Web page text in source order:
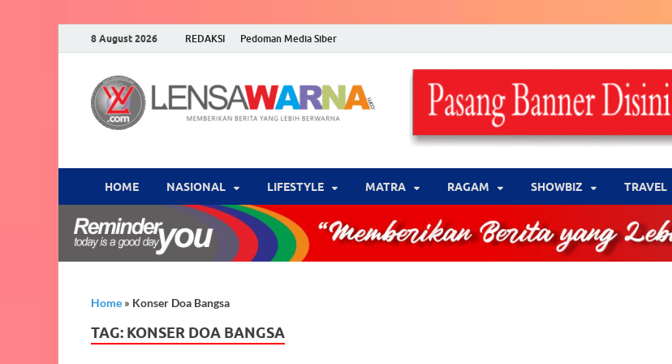
8 August 2026 REDAKSI Pedoman Media Siber
LENSA WARNA .com
Memberikan Berita yang Lebih Berwarna
HOME NASIONAL ‎LIFESTYLE MATRA ‎RAGAM ‎SHOWBIZ ‎TRAVEL
Home » Konser Doa Bangsa
TAG: KONSER DOA BANGSA